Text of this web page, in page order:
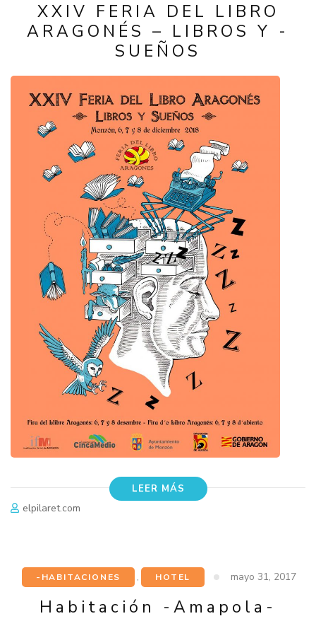
XXIV FERIA DEL LIBRO
ARAGONÉS – LIBROS Y -
SUEÑOS
LEER MÁS
elpilaret.com
-HABITACIONES , HOTEL mayo 31, 2017
Habitación -Amapola-